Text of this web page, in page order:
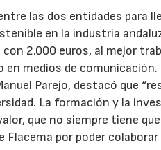
las dos entidades para
en la industria
2.000 euros, al mejor
en medios de comunicación.
Parejo, destacó que
La formación y la
que no siempre tiene
por poder